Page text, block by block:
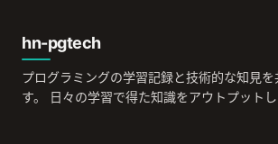
hn-pgtech
プログラミングの学習記録と技術的な知見
す。 日々の学習で得た知識をアウトプットし